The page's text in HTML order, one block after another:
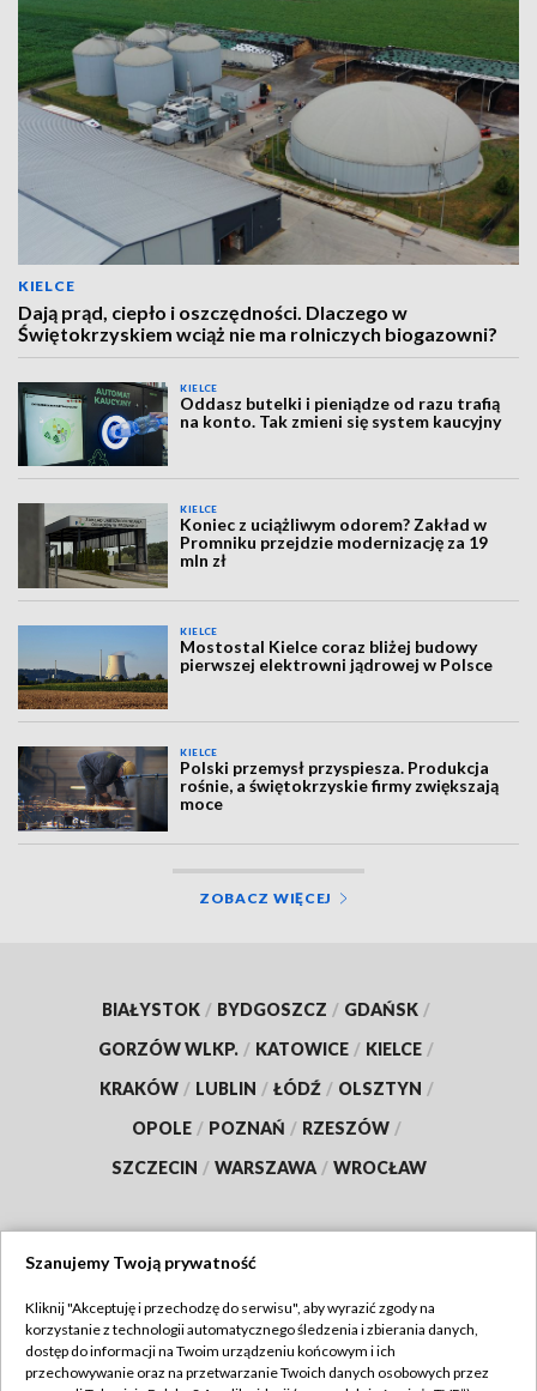
KIELCE
Dają prąd, ciepło i oszczędności. Dlaczego w
Świętokrzyskiem wciąż nie ma rolniczych biogazowni?
KIELCE
Oddasz butelki i pieniądze od razu trafią
na konto. Tak zmieni się system kaucyjny
KIELCE
Koniec z uciążliwym odorem? Zakład w
Promniku przejdzie modernizację za 19
mln zł
KIELCE
Mostostal Kielce coraz bliżej budowy
pierwszej elektrowni jądrowej w Polsce
KIELCE
Polski przemysł przyspiesza. Produkcja
rośnie, a świętokrzyskie firmy zwiększają
moce
ZOBACZ WIĘCEJ
BIAŁYSTOK / BYDGOSZCZ / GDAŃSK /
GORZÓW WLKP. / KATOWICE / KIELCE /
KRAKÓW / LUBLIN / ŁÓDŹ / OLSZTYN /
OPOLE / POZNAŃ / RZESZÓW /
SZCZECIN / WARSZAWA / WROCŁAW
TVP
Abonament TVP
Regulamin TVP
Szanujemy Twoją prywatność
Kliknij "Akceptuję i przechodzę do serwisu", aby wyrazić zgody na
korzystanie z technologii automatycznego śledzenia i zbierania danych,
dostęp do informacji na Twoim urządzeniu końcowym i ich
przechowywanie oraz na przetwarzanie Twoich danych osobowych przez